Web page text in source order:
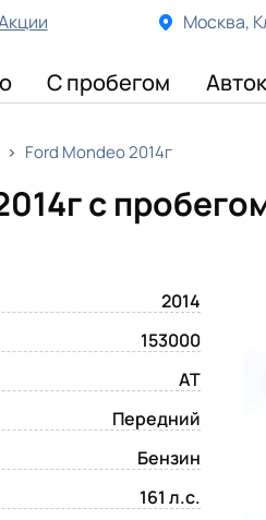
Москва,
С пробегом
Ford Mondeo 2014г
с
2014
153000
AT
Передний
Бензин
161 л.с.